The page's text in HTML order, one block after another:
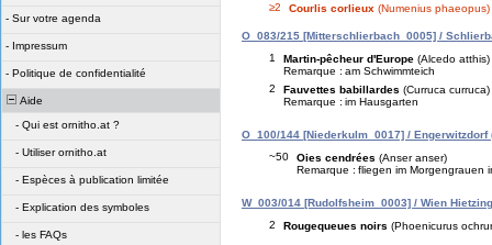
- Sur votre agenda
- Impressum
- Politique de confidentialité
Aide
- Qui est ornitho.at ?
- Utiliser ornitho.at
- Espèces à publication limitée
- Explication des symboles
- les FAQs
≥2
Courlis corlieux (Numenius phaeopus)
O_083/215 [Mitterschlierbach_0005] /
1
Martin-pêcheur d'Europe (Alcedo atthis)
Remarque : am Schwimmteich
2
Fauvettes babillardes (Curruca curruca)
Remarque : im Hausgarten
O_100/144 [Niederkulm_0017] / Engerwitzdorf
~50
Oies cendrées (Anser anser)
Remarque : fliegen im Morgengrauen
W_003/014 [Rudolfsheim_0003] / Wien
2
Rougequeues noirs (Phoenicurus